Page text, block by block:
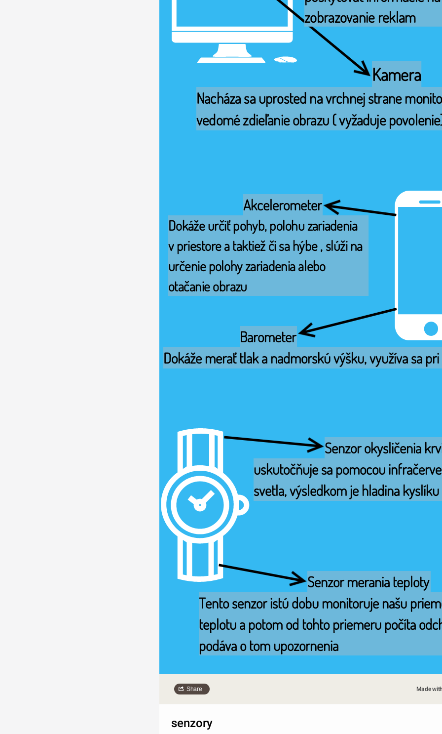
zobrazovanie reklam
Kamera
Nacháza sa uprosted na vrchnej strane
vedomé zdieľanie obrazu ( vyžaduje
Akcelerometer
Dokáže určiť pohyb, polohu zariadenia
v priestore a taktiež či sa hýbe , slúži na
určenie polohy zariadenia alebo
otačanie obrazu
Barometer
Dokáže merať tlak a nadmorskú výšku, využíva sa
Senzor okysličenia
uskutočňuje sa pomocou
svetla, výsledkom je hladina
Senzor merania teploty
Tento senzor istú dobu monitoruje našu
teplotu a potom od tohto priemeru počíta
podáva o tom upozornenia
Share Made
senzory